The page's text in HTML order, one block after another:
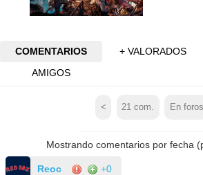
COMENTARIOS
+ VALORADOS
AMIGOS
< 21 com. En foros
Mostrando comentarios por fecha
Reoc +0